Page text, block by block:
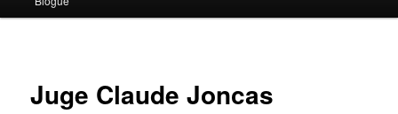
Juge Claude Joncas